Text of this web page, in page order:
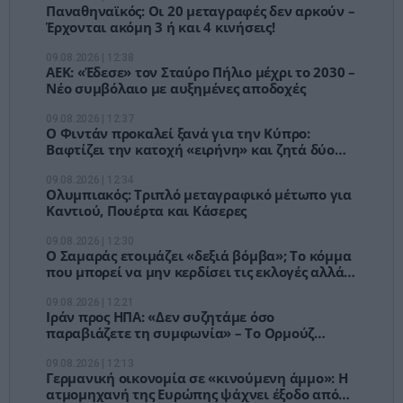
Παναθηναϊκός: Οι 20 μεταγραφές δεν αρκούν –
Έρχονται ακόμη 3 ή και 4 κινήσεις!
ΑΕΚ: «Έδεσε» τον Σταύρο Πήλιο μέχρι το 2030 –
Νέο συμβόλαιο με αυξημένες αποδοχές
Ο Φιντάν προκαλεί ξανά για την Κύπρο:
Βαφτίζει την κατοχή «ειρήνη» και ζητά δύο
Ολυμπιακός: Τριπλό μεταγραφικό μέτωπο για
Καντιού, Πουέρτα και Κάσερες
Ο Σαμαράς ετοιμάζει «δεξιά βόμβα»; Το κόμμα
που μπορεί να μην κερδίσει τις εκλογές αλλά
Ιράν προς ΗΠΑ: «Δεν συζητάμε όσο
παραβιάζετε τη συμφωνία» – Το Ορμούζ
Γερμανική οικονομία σε «κινούμενη άμμο»: Η
ατμομηχανή της Ευρώπης ψάχνει έξοδο από